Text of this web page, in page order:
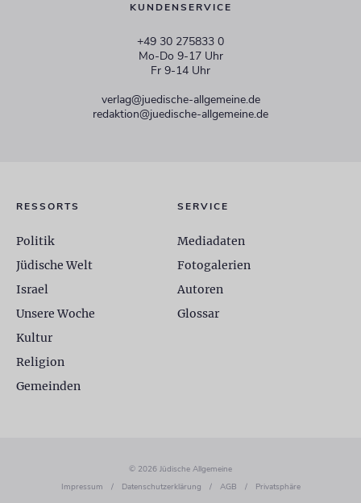
KUNDENSERVICE
+49 30 275833 0
Mo-Do 9-17 Uhr
Fr 9-14 Uhr
verlag@juedische-allgemeine.de
redaktion@juedische-allgemeine.de
RESSORTS
Politik
Jüdische Welt
Israel
Unsere Woche
Kultur
Religion
Gemeinden
SERVICE
Mediadaten
Fotogalerien
Autoren
Glossar
© 2026 Jüdische Allgemeine
Impressum
/ Datenschutzerklärung / AGB / Privatsphäre